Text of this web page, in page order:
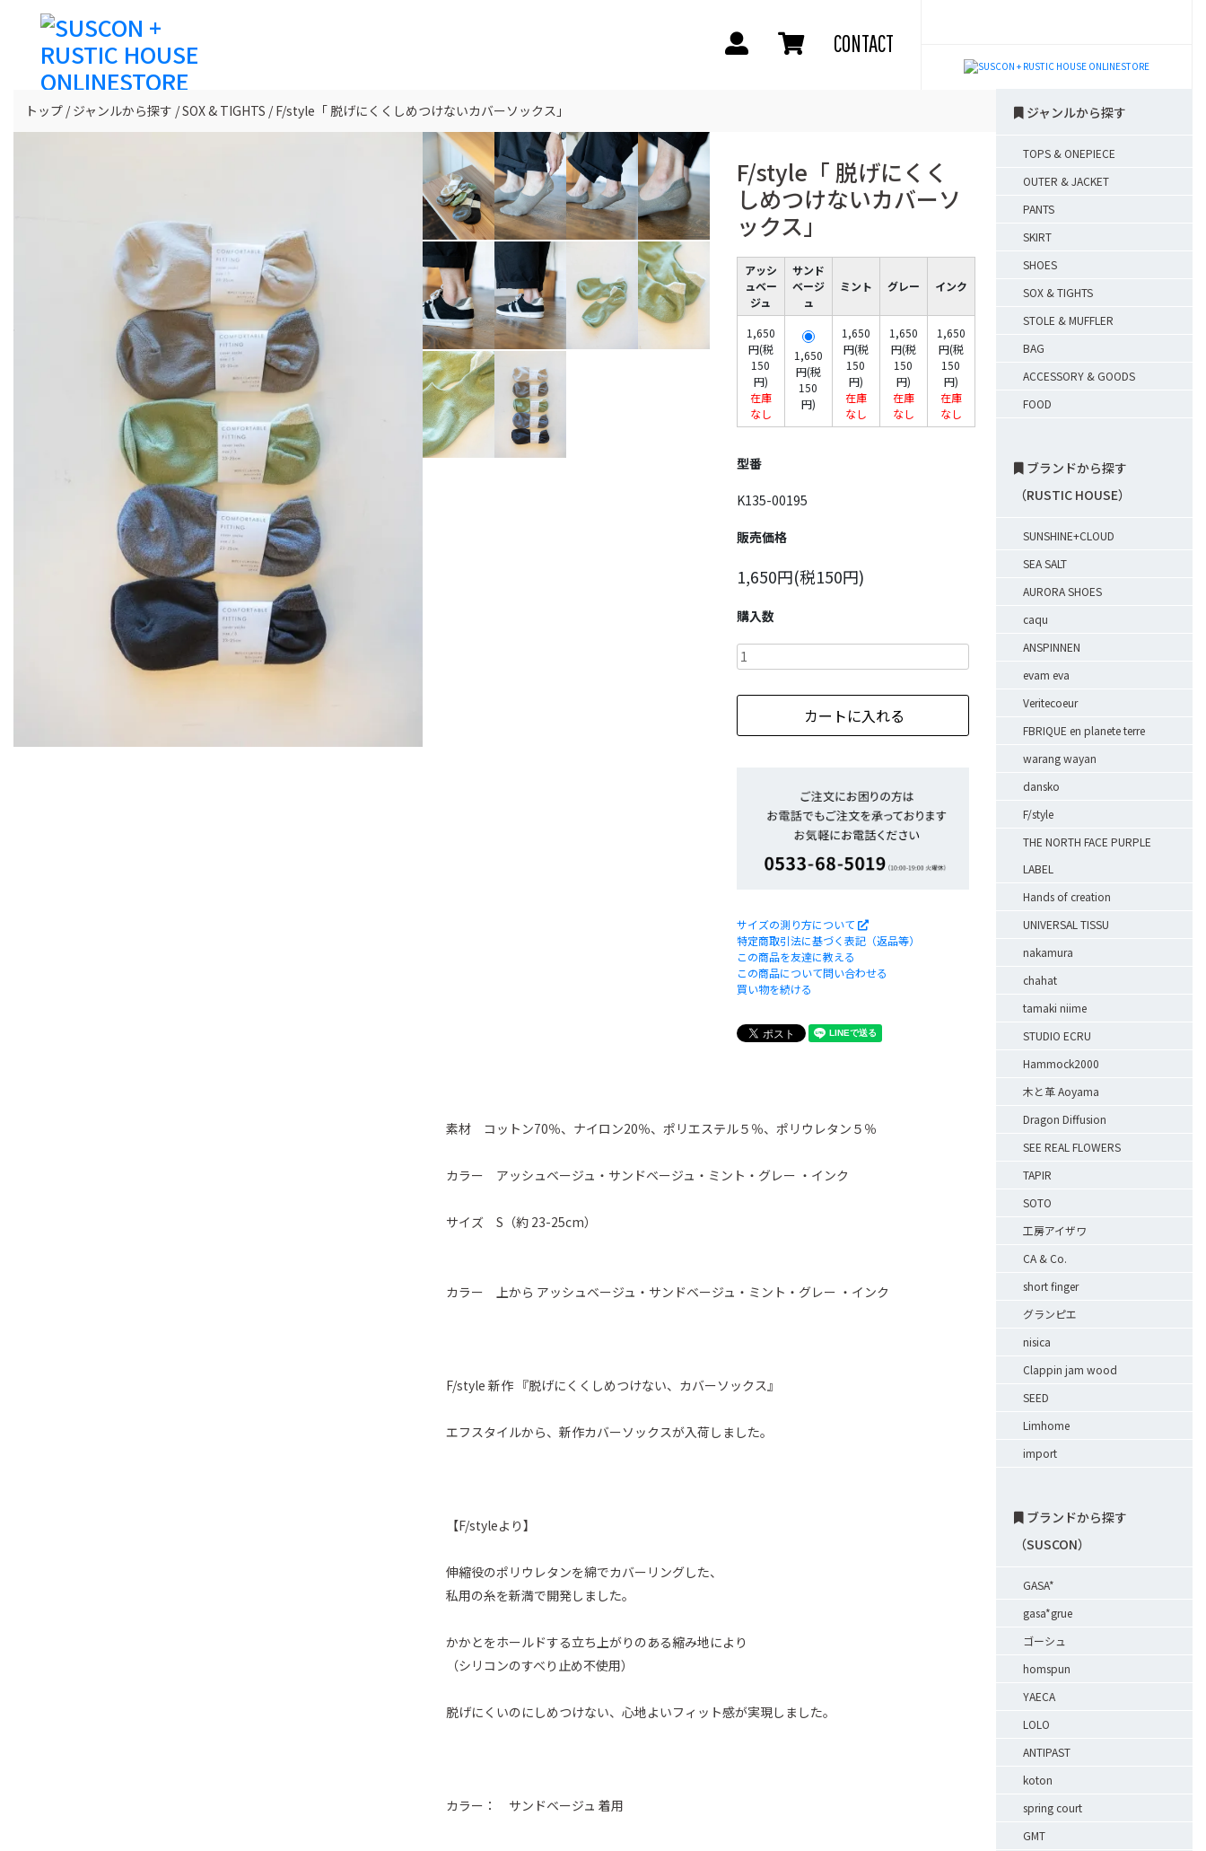
CONTACT
トップ ジャンルから探す SOX & TIGHTS F/style「 脱げにくくしめつけないカバーソックス」
F/style「 脱げにくく
しめつけないカバーソ
ックス」
アッシ
ュベー
ジュ
サンド
ベージ
ュ
ミント グレー インク
1,650
円(税
150
円)
在庫
なし
1,650
円(税
150
円)
1,650
円(税
150
円)
在庫
なし
1,650
円(税
150
円)
在庫
なし
1,650
円(税
150
円)
在庫
なし
型番
K135-00195
販売価格
1,650円(税150円)
購入数
サイズの測り方について
特定商取引法に基づく表記（返品等）
この商品を友達に教える
この商品について問い合わせる
買い物を続ける
素材 コットン70％、ナイロン20％、ポリエステル５％、ポリウレタン５％
カラー アッシュベージュ・サンドベージュ・ミント・グレー ・インク
サイズ S（約 23-25cm）
カラー 上から アッシュベージュ・サンドベージュ・ミント・グレー ・インク
F/style 新作 『脱げにくくしめつけない、カバーソックス』
エフスタイルから、新作カバーソックスが入荷しました。
【F/styleより】
伸縮役のポリウレタンを綿でカバーリングした、
私用の糸を新満で開発しました。
かかとをホールドする立ち上がりのある縮み地により
（シリコンのすべり止め不使用）
脱げにくいのにしめつけない、心地よいフィット感が実現しました。
カラー： サンドベージュ 着用
ジャンルから探す
TOPS & ONEPIECE
OUTER & JACKET
PANTS
SKIRT
SHOES
SOX & TIGHTS
STOLE & MUFFLER
BAG
ACCESSORY & GOODS
FOOD
ブランドから探す
（RUSTIC HOUSE）
SUNSHINE+CLOUD
SEA SALT
AURORA SHOES
caqu
ANSPINNEN
evam eva
Veritecoeur
FBRIQUE en planete terre
warang wayan
dansko
F/style
THE NORTH FACE PURPLE
LABEL
Hands of creation
UNIVERSAL TISSU
nakamura
chahat
tamaki niime
STUDIO ECRU
Hammock2000
木と革 Aoyama
Dragon Diffusion
SEE REAL FLOWERS
TAPIR
SOTO
工房アイザワ
CA & Co.
short finger
グランピエ
nisica
Clappin jam wood
SEED
Limhome
import
ブランドから探す
（SUSCON）
GASA*
gasa*grue
ゴーシュ
homspun
YAECA
LOLO
ANTIPAST
koton
spring court
GMT